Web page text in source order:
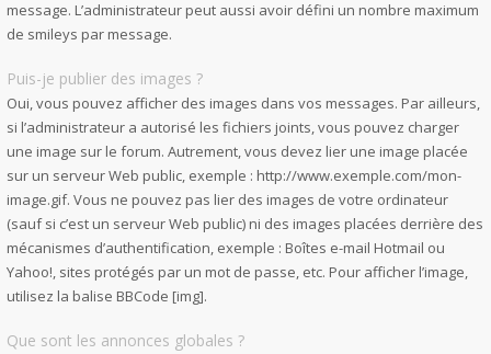
message. L’administrateur peut aussi avoir défini un nombre maximum
de smileys par message.
Puis-je publier des images ?
Oui, vous pouvez afficher des images dans vos messages. Par ailleurs,
si l’administrateur a autorisé les fichiers joints, vous pouvez charger
une image sur le forum. Autrement, vous devez lier une image placée
sur un serveur Web public, exemple : http://www.exemple.com/mon-
image.gif. Vous ne pouvez pas lier des images de votre ordinateur
(sauf si c’est un serveur Web public) ni des images placées derrière des
mécanismes d’authentification, exemple : Boîtes e-mail Hotmail ou
Yahoo!, sites protégés par un mot de passe, etc. Pour afficher l’image,
utilisez la balise BBCode [img].
Que sont les annonces globales ?